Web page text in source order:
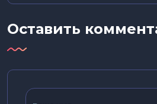
Оставить